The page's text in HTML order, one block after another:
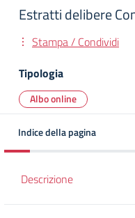
Estratti delibere
Stampa / Condividi
Tipologia
Albo online
Indice della pagina
Descrizione